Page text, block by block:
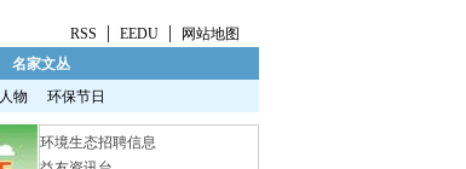
RSS | EEDU |
网站地图
名家文丛
人物 环保节日
环境生态招聘信息